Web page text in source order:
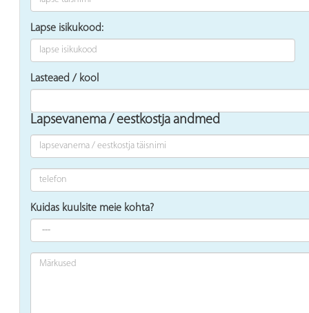
Lapse isikukood:
Lasteaed / kool
Lapsevanema / eestkostja andmed
Kuidas kuulsite meie kohta?